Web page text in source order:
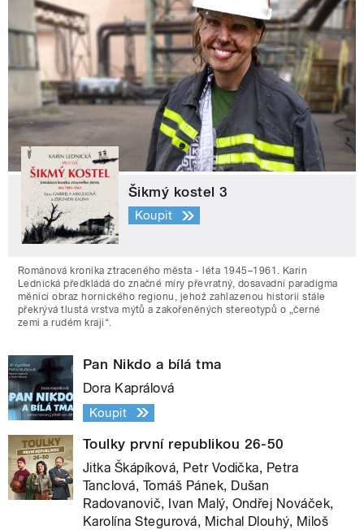
Šikmý kostel 3
Koupit
Románová kronika ztraceného města - léta 1945–1961. Karin
Lednická předkládá do značné míry převratný, dosavadní paradigma
měnící obraz hornického regionu, jehož zahlazenou historii stále
překrývá tlustá vrstva mýtů a zakořeněných stereotypů o „černé
zemi a rudém kraji“.
Pan Nikdo a bílá tma
Dora Kaprálová
Koupit
Toulky první republikou 26-50
Jitka Škápíková, Petr Vodička, Petra
Tanclová, Tomáš Pánek, Dušan
Radovanovič, Ivan Malý, Ondřej Nováček,
Karolína Stegurová, Michal Dlouhý, Miloš